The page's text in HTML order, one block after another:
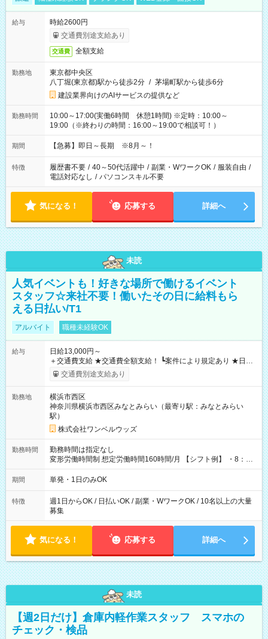
給与
時給2600円
交通費別途支給あり
交通費 全額支給
勤務地
東京都中央区
八丁堀(東京都)駅から徒歩2分 / 茅場町駅から徒歩6分
建設業界向けのAIサービスの提供など
勤務時間
10:00～17:00(実働6時間 休憩1時間) ※定時：10:00～
19:00（※終わりの時間：16:00～19:00で相談可！）
期間 【急募】即日～長期 ※8月～！
特徴 履歴書不要 / 40～50代活躍中 / 副業・WワークOK / 服装自由 /
電話対応なし / パソコンスキル不要
気になる！ 応募する 詳細へ
未読
人気イベントも！好きな場所で働けるイベント
スタッフ☆来社不要！働いたその日に給料もら
える日払い/T1
アルバイト 職種未経験OK
給与
日給13,000円～
＋交通費支給 ★交通費全額支給！ ┗案件により規定あり ★日払
いOK！（規定あり） ┗働いたその日に現金GET♪ お仕事後はコ
ンビニATMから 日払い分を引き落とせます！ 【試用期間】試
交通費別途支給あり
勤務地
横浜市西区
神奈川県横浜市西区みなとみらい（最寄り駅：みなとみらい
駅）
株式会社ワンベルウッズ
勤務時間
勤務時間は指定なし
変形労働時間制 想定労働時間160時間/月 【シフト例】 ・8：00
～21：00
期間 単発・1日のみOK
特徴
週1日からOK / 日払いOK / 副業・WワークOK / 10名以上の大量
募集
気になる！ 応募する 詳細へ
未読
【週2日だけ】倉庫内軽作業スタッフ スマホの
チェック・検品